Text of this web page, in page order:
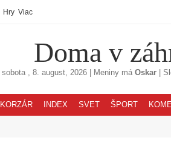
Hry Viac
Doma v
sobota , 8. august, 2026| Meniny má Oskar|
KORZÁR INDEX SVET ŠPORT